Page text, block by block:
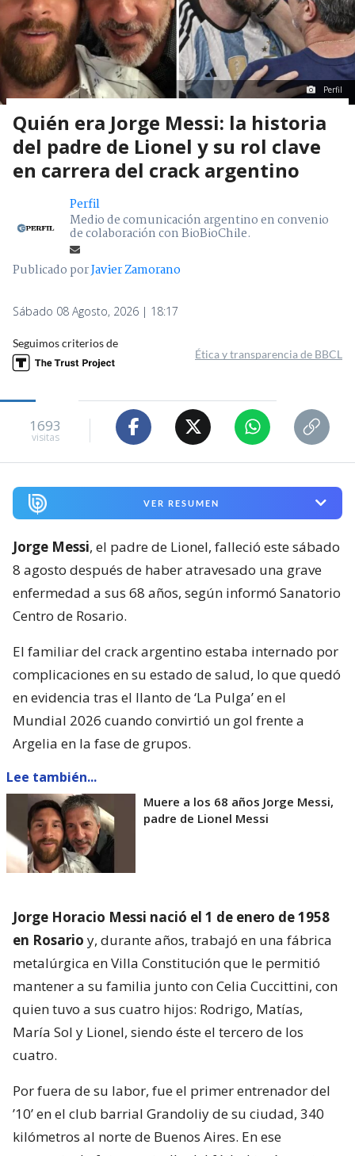
Perfil
Quién era Jorge Messi: la historia
del padre de Lionel y su rol clave
en carrera del crack argentino
Perfil
Medio de comunicación argentino en convenio
de colaboración con BioBioChile.
Publicado porJavier Zamorano
Sábado 08 Agosto, 2026 | 18:17
Seguimos criterios de
Ética y transparencia de BBCL
1693
visitas
VER RESUMEN
Jorge Messi, el padre de Lionel, falleció este sábado
8 agosto después de haber atravesado una grave
enfermedad a sus 68 años, según informó Sanatorio
Centro de Rosario.
El familiar del crack argentino estaba internado por
complicaciones en su estado de salud, lo que quedó
en evidencia tras el llanto de ‘La Pulga’ en el
Mundial 2026 cuando convirtió un gol frente a
Argelia en la fase de grupos.
Lee también...
Muere a los 68 años Jorge Messi,
padre de Lionel Messi
Jorge Horacio Messi nació el 1 de enero de 1958
en Rosario y, durante años, trabajó en una fábrica
metalúrgica en Villa Constitución que le permitió
mantener a su familia junto con Celia Cuccittini, con
quien tuvo a sus cuatro hijos: Rodrigo, Matías,
María Sol y Lionel, siendo éste el tercero de los
cuatro.
Por fuera de su labor, fue el primer entrenador del
’10’ en el club barrial Grandoliy de su ciudad, 340
kilómetros al norte de Buenos Aires. En ese